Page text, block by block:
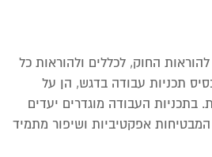
החוק, לכללים ולהוראות כל
תכניות עבודה בדגש, הן על
בתכניות העבודה מוגדרים יעדים
אפקטיביות ושיפור מתמיד